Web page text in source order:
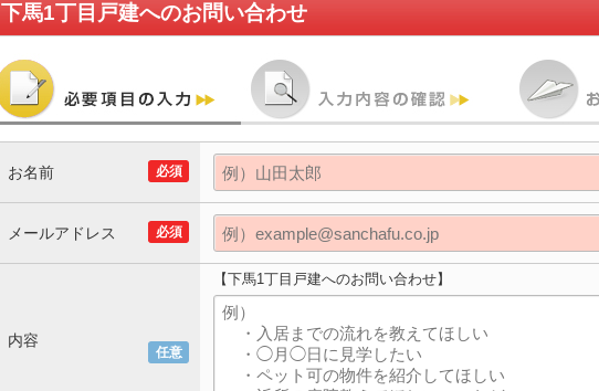
下馬1丁目戸建へのお問い合わせ
必須
お名前
必須
メールアドレス
任意
内容
【下馬1丁目戸建へのお問い合わせ】